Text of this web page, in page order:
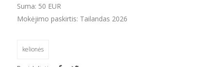
Suma: 50 EUR
Mokėjimo paskirtis: Tailandas 2026
kelionės